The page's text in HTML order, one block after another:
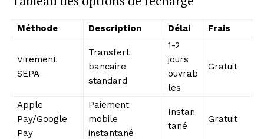
Méthode Description Délai Frais
Virement
SEPA
Transfert
bancaire
standard
1-2
jours
ouvrab
les
Gratuit
Apple
Pay/Google
Pay
Paiement
mobile
instantané
Instan
tané
Gratuit